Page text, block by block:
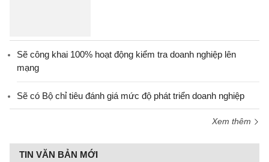
Sẽ công khai 100% hoạt động kiểm tra doanh nghiệp lên
mạng
Sẽ có Bộ chỉ tiêu đánh giá mức độ phát triển doanh nghiệp
Xem thêm
TIN VĂN BẢN MỚI